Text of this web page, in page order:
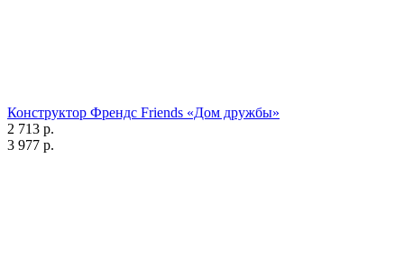
Конструктор Френдс Friends «Дом дружбы»
2 713 р.
3 977 р.